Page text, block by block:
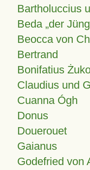
Bartholuccius
Beda „der
Beocca von
Bertrand
Bonifatius
Claudius und
Cuanna Ógh
Donus
Douerouet
Gaianus
Godefried von